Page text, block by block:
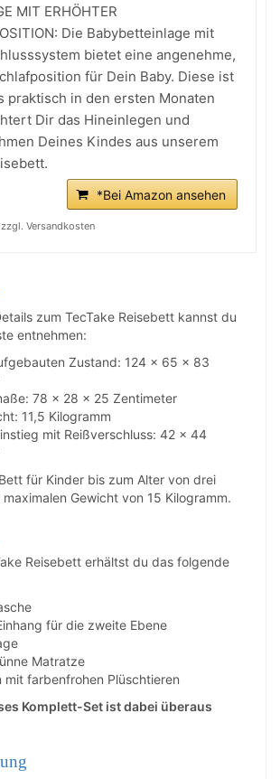
MIT ERHÖHTER
Die Babybetteinlage mit
bietet eine angenehme,
für Dein Baby. Diese ist
praktisch in den ersten Monaten
Dir das Hineinlegen und
Deines Kindes aus unserem
*Bei Amazon ansehen
Versandkosten
zum TecTake Reisebett kannst du
entnehmen:
Zustand: 124 x 65 x 83
78 x 28 x 25 Zentimeter
11,5 Kilogramm
mit Reißverschluss: 42 x 44
für Kinder bis zum Alter von drei
Gewicht von 15 Kilogramm.
Reisebett erhältst du das folgende
für die zweite Ebene
Matratze
mit farbenfrohen Plüschtieren
Komplett-Set ist dabei überaus